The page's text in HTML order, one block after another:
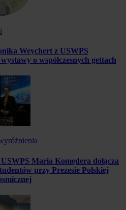
Weychert z USWPS
o współczesnych gettach
Maria Komędera dołącza
przy Prezesie Polskiej